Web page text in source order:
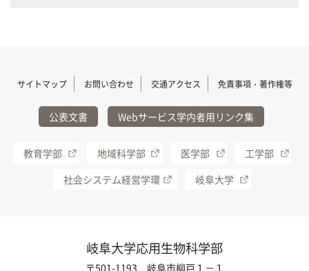
サイトマップ お問い合わせ 交通アクセス 免責事項・著作権等
公表文書 Webサービス学内者用リンク集
教育学部 地域科学部 医学部
工学部
社会システム経営学環
岐阜大学
岐阜大学応用生物科学部
〒501-1193 岐阜市柳戸１－１